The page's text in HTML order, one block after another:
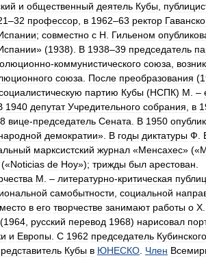
и общественный деятель Кубы
‒32 профессор в 1962‒63 ректор
; совместно с Н Гильеном
» (1938). В 1938‒39 председатель
-коммунистического союза
союза После преобразования (
партию Кубы (НСПК) М . ‒
1940 депутат Учредительного собрания в
вице-председатель Сената В 1950
демократии». В годы диктатуры Ф
марксистский журнал «Менсахес» («
Noticias de Ноу»); трижды был арестован
М . ‒ литературно-критическая
самобытности социальной
место в его творчестве занимают работы о Х
1964 русский перевод 1968) нарисовал
и Европы С 1962 председатель Кубинского
Кубы в ЮНЕСКО Член